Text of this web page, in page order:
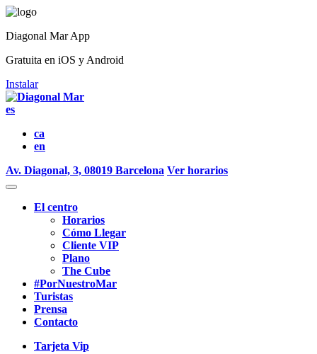
Diagonal Mar App
Gratuita en iOS y Android
Instalar
es
ca
en
Av. Diagonal, 3, 08019 Barcelona Ver horarios
El centro
Horarios
Cómo Llegar
Cliente VIP
Plano
The Cube
#PorNuestroMar
Turistas
Prensa
Contacto
Tarjeta Vip